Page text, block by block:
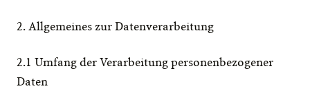
2. Allgemeines zur Datenverarbeitung
2.1 Umfang der Verarbeitung personenbezogener
Daten